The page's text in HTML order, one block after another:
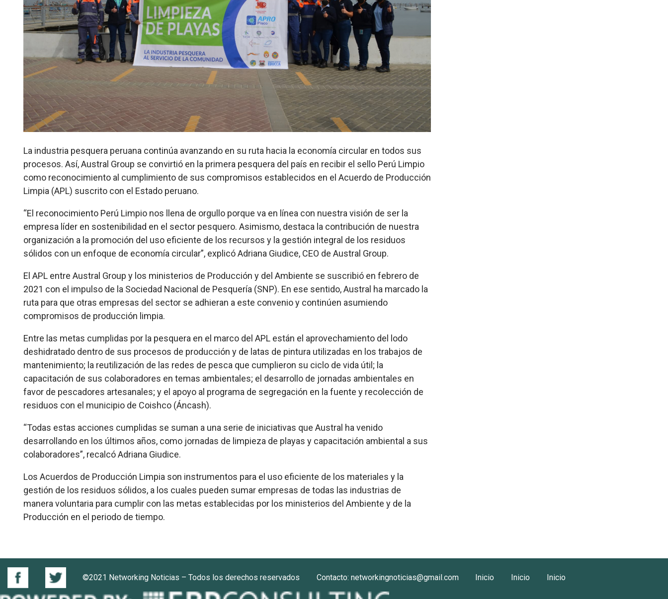
La industria pesquera peruana continúa avanzando en su ruta hacia la economía circular en todos sus
procesos. Así, Austral Group se convirtió en la primera pesquera del país en recibir el sello Perú Limpio
como reconocimiento al cumplimiento de sus compromisos establecidos en el Acuerdo de Producción
Limpia (APL) suscrito con el Estado peruano.
“El reconocimiento Perú Limpio nos llena de orgullo porque va en línea con nuestra visión de ser la
empresa líder en sostenibilidad en el sector pesquero. Asimismo, destaca la contribución de nuestra
organización a la promoción del uso eficiente de los recursos y la gestión integral de los residuos
sólidos con un enfoque de economía circular”, explicó Adriana Giudice, CEO de Austral Group.
El APL entre Austral Group y los ministerios de Producción y del Ambiente se suscribió en febrero de
2021 con el impulso de la Sociedad Nacional de Pesquería (SNP). En ese sentido, Austral ha marcado la
ruta para que otras empresas del sector se adhieran a este convenio y continúen asumiendo
compromisos de producción limpia.
Entre las metas cumplidas por la pesquera en el marco del APL están el aprovechamiento del lodo
deshidratado dentro de sus procesos de producción y de latas de pintura utilizadas en los trabajos de
mantenimiento; la reutilización de las redes de pesca que cumplieron su ciclo de vida útil; la
capacitación de sus colaboradores en temas ambientales; el desarrollo de jornadas ambientales en
favor de pescadores artesanales; y el apoyo al programa de segregación en la fuente y recolección de
residuos con el municipio de Coishco (Áncash).
“Todas estas acciones cumplidas se suman a una serie de iniciativas que Austral ha venido
desarrollando en los últimos años, como jornadas de limpieza de playas y capacitación ambiental a sus
colaboradores”, recalcó Adriana Giudice.
Los Acuerdos de Producción Limpia son instrumentos para el uso eficiente de los materiales y la
gestión de los residuos sólidos, a los cuales pueden sumar empresas de todas las industrias de
manera voluntaria para cumplir con las metas establecidas por los ministerios del Ambiente y de la
Producción en el periodo de tiempo.
©2021 Networking Noticias – Todos los derechos reservados Contacto: networkingnoticias@gmail.com Inicio Inicio Inicio